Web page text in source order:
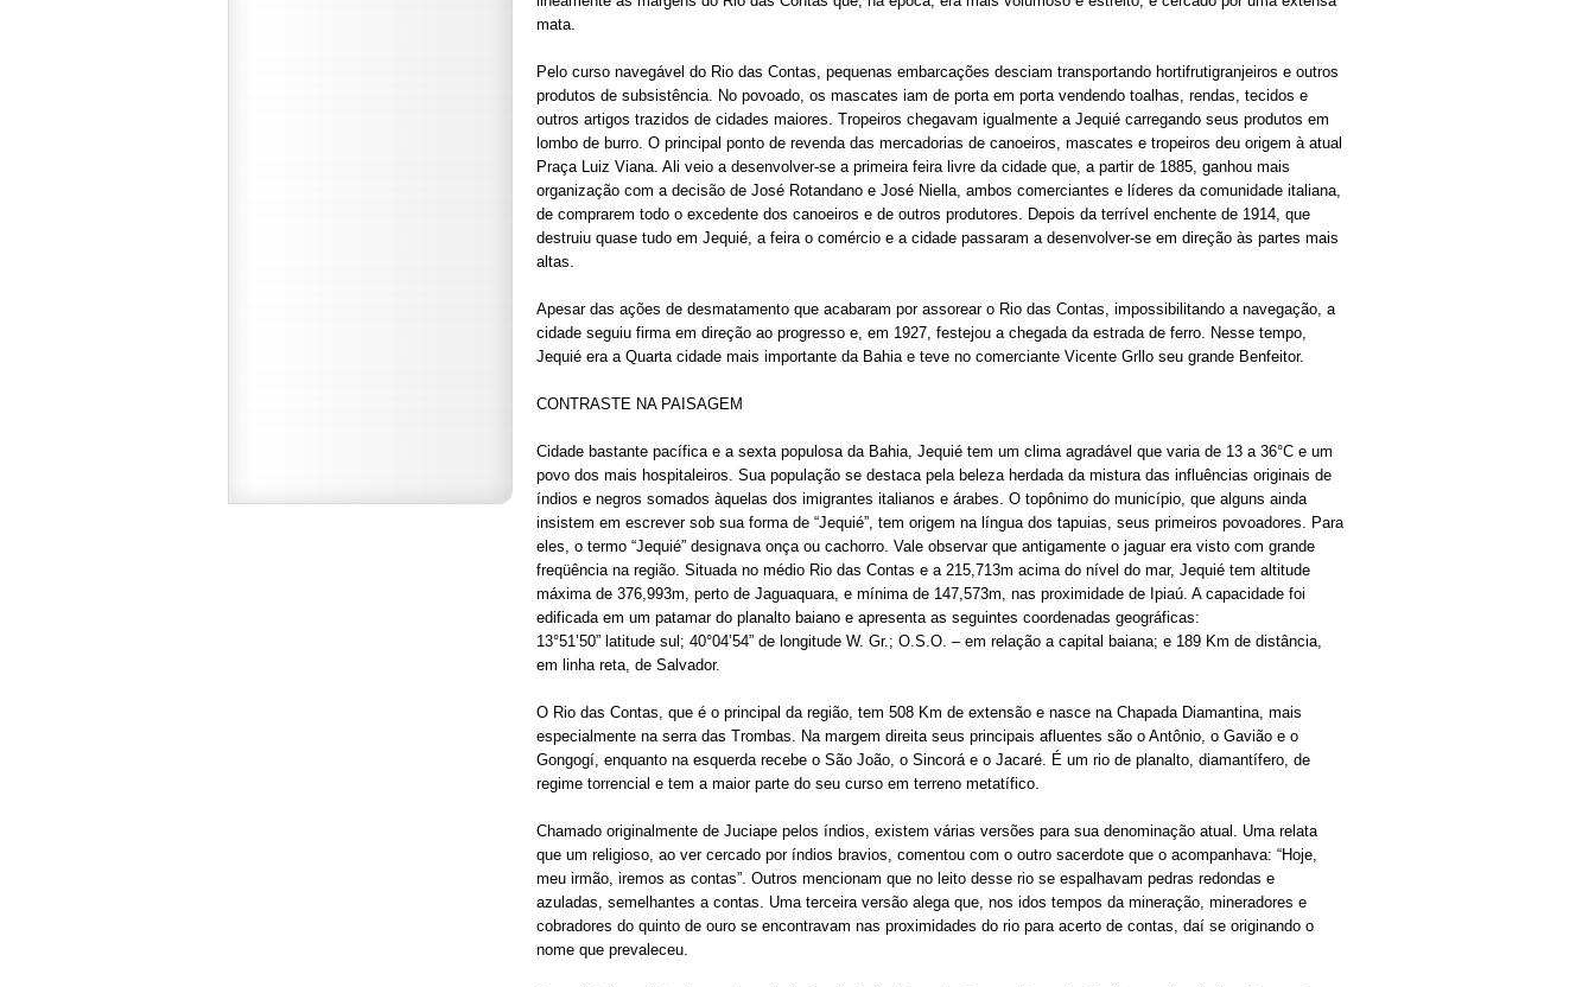
mata.
Pelo curso navegável do Rio das Contas, pequenas embarcações desciam transportando hortifrutigranjeiros e outros
produtos de subsistência. No povoado, os mascates iam de porta em porta vendendo toalhas, rendas, tecidos e
outros artigos trazidos de cidades maiores. Tropeiros chegavam igualmente a Jequié carregando seus produtos em
lombo de burro. O principal ponto de revenda das mercadorias de canoeiros, mascates e tropeiros deu origem à atual
Praça Luiz Viana. Ali veio a desenvolver-se a primeira feira livre da cidade que, a partir de 1885, ganhou mais
organização com a decisão de José Rotandano e José Niella, ambos comerciantes e líderes da comunidade italiana,
de comprarem todo o excedente dos canoeiros e de outros produtores. Depois da terrível enchente de 1914, que
destruiu quase tudo em Jequié, a feira o comércio e a cidade passaram a desenvolver-se em direção às partes mais
altas.
Apesar das ações de desmatamento que acabaram por assorear o Rio das Contas, impossibilitando a navegação, a
cidade seguiu firma em direção ao progresso e, em 1927, festejou a chegada da estrada de ferro. Nesse tempo,
Jequié era a Quarta cidade mais importante da Bahia e teve no comerciante Vicente Grllo seu grande Benfeitor.
CONTRASTE NA PAISAGEM
Cidade bastante pacífica e a sexta populosa da Bahia, Jequié tem um clima agradável que varia de 13 a 36°C e um
povo dos mais hospitaleiros. Sua população se destaca pela beleza herdada da mistura das influências originais de
índios e negros somados àquelas dos imigrantes italianos e árabes. O topônimo do município, que alguns ainda
insistem em escrever sob sua forma de “Jequié”, tem origem na língua dos tapuias, seus primeiros povoadores. Para
eles, o termo “Jequié” designava onça ou cachorro. Vale observar que antigamente o jaguar era visto com grande
freqüência na região. Situada no médio Rio das Contas e a 215,713m acima do nível do mar, Jequié tem altitude
máxima de 376,993m, perto de Jaguaquara, e mínima de 147,573m, nas proximidade de Ipiaú. A capacidade foi
edificada em um patamar do planalto baiano e apresenta as seguintes coordenadas geográficas:
13°51’50” latitude sul; 40°04’54” de longitude W. Gr.; O.S.O. – em relação a capital baiana; e 189 Km de distância,
em linha reta, de Salvador.
O Rio das Contas, que é o principal da região, tem 508 Km de extensão e nasce na Chapada Diamantina, mais
especialmente na serra das Trombas. Na margem direita seus principais afluentes são o Antônio, o Gavião e o
Gongogí, enquanto na esquerda recebe o São João, o Sincorá e o Jacaré. É um rio de planalto, diamantífero, de
regime torrencial e tem a maior parte do seu curso em terreno metatífico.
Chamado originalmente de Juciape pelos índios, existem várias versões para sua denominação atual. Uma relata
que um religioso, ao ver cercado por índios bravios, comentou com o outro sacerdote que o acompanhava: “Hoje,
meu irmão, iremos as contas”. Outros mencionam que no leito desse rio se espalhavam pedras redondas e
azuladas, semelhantes a contas. Uma terceira versão alega que, nos idos tempos da mineração, mineradores e
cobradores do quinto de ouro se encontravam nas proximidades do rio para acerto de contas, daí se originando o
nome que prevaleceu.